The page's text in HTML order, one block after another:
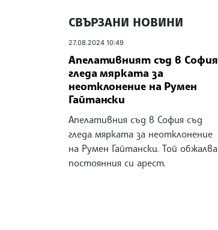
СВЪРЗАНИ НОВИНИ
27.08.2024 10:49
Апелативният съд в София
гледа мярката за
неотклонение на Румен
Гайтански
Апелативния съд в София съд
гледа мярката за неотклонение
на Румен Гайтански. Той обжалва
постоянния си арест.